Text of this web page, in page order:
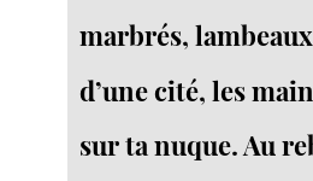
marbrés, lambeaux
d’une cité, les
sur ta nuque. Au